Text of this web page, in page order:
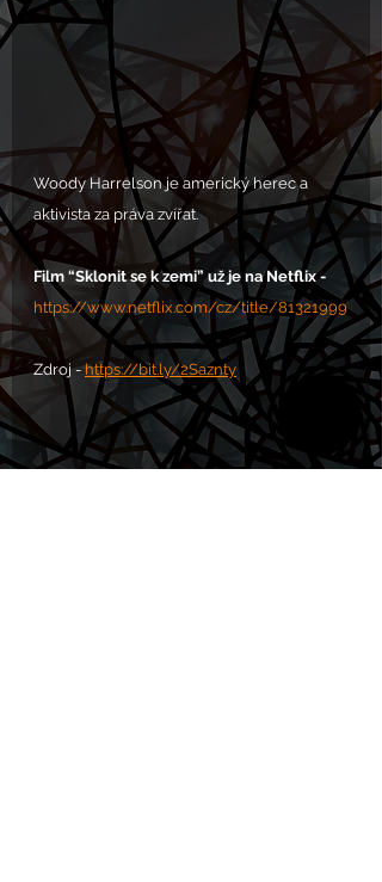
Woody Harrelson je americký herec a
aktivista za práva zvířat.
Film “Sklonit se k zemi” už je na Netflix -
https://www.netflix.com/cz/title/81321999
Zdroj - https://bit.ly/2Saznty